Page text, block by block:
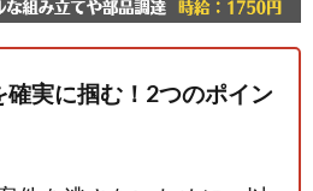
確実に掴む！2つのポイン